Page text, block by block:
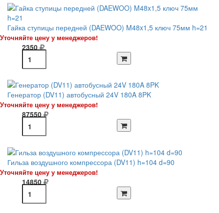
Гайка ступицы передней (DAEWOO) M48x1,5 ключ 75мм h=21
Уточняйте цену у менеджеров!
2350
Генератор (DV11) автобусный 24V 180A 8PK
Уточняйте цену у менеджеров!
87550
Гильза воздушного компрессора (DV11) h=104 d=90
Уточняйте цену у менеджеров!
14850